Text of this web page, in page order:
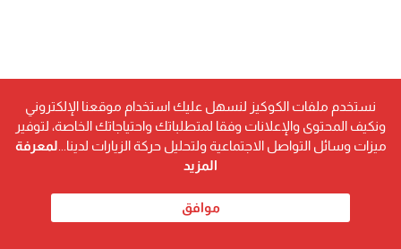
نستخدم ملفات الكوكيز لنسهل عليك استخدام موقعنا الإلكتروني
ونكيف المحتوى والإعلانات وفقا لمتطلباتك واحتياجاتك الخاصة، لتوفير
ميزات وسائل التواصل الاجتماعية ولتحليل حركة الزيارات لدينا... لمعرفة
المزيد
موافق